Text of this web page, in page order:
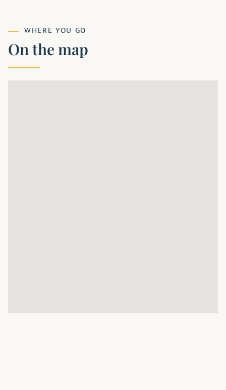
WHERE YOU GO
On the map